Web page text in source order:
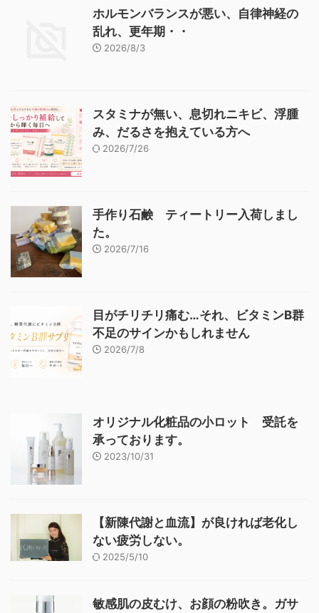
ホルモンバランスが悪い、自律神経の
乱れ、更年期・・
2026/8/3
スタミナが無い、息切れニキビ、浮腫
み、だるさを抱えている方へ
2026/7/26
手作り石鹸 ティートリー入荷しまし
た。
2026/7/16
目がチリチリ痛む…それ、ビタミンB群
不足のサインかもしれません
2026/7/8
オリジナル化粧品の小ロット 受託を
承っております。
2023/10/31
【新陳代謝と血流】が良ければ老化し
ない疲労しない。
2025/5/10
敏感肌の皮むけ、お顔の粉吹き。ガサ